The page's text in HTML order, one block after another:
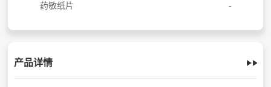
药敏纸片
产品详情